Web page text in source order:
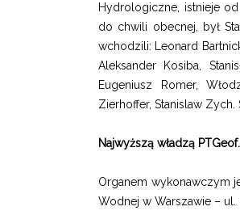
Hydrologiczne, istnieje
do chwili obecnej, był
wchodzili: Leonard
Aleksander Kosiba,
Eugeniusz Romer,
Zierhoffer, Stanislaw
Najwyższą władzą
Organem wykonawczym
Wodnej w Warszawie – ul.